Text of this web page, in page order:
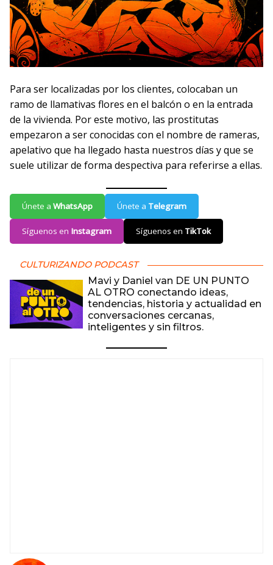
Para ser localizadas por los clientes, colocaban un
ramo de llamativas flores en el balcón o en la entrada
de la vivienda. Por este motivo, las prostitutas
empezaron a ser conocidas con el nombre de rameras,
apelativo que ha llegado hasta nuestros días y que se
suele utilizar de forma despectiva para referirse a ellas.
Únete a WhatsApp Únete a Telegram
Síguenos en Instagram Síguenos en TikTok
CULTURIZANDO PODCAST
Mavi y Daniel van DE UN PUNTO
AL OTRO conectando ideas,
tendencias, historia y actualidad en
conversaciones cercanas,
inteligentes y sin filtros.